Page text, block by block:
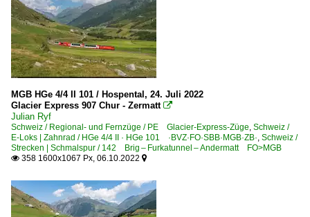
MGB HGe 4/4 II 101 / Hospental, 24. Juli 2022
Glacier Express 907 Chur - Zermatt 
Julian Ryf
Schweiz / Regional- und Fernzüge / PE Glacier-Express-Züge, Schweiz /
E-Loks | Zahnrad / HGe 4/4 II · HGe 101 ·BVZ·FO·SBB·MGB·ZB·, Schweiz /
Strecken | Schmalspur / 142 Brig – Furkatunnel – Andermatt FO>MGB
 358 1600x1067 Px, 06.10.2022 